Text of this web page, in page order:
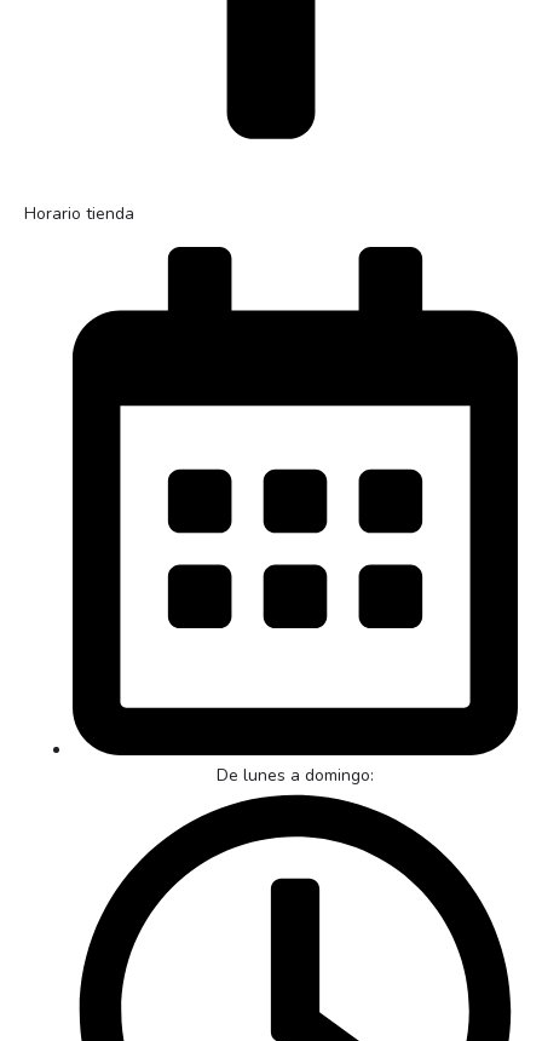
Horario tienda
De lunes a domingo: